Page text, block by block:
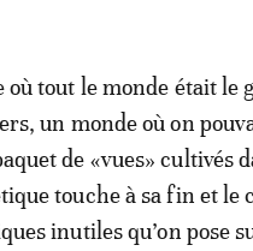
où tout le monde était le
un monde où on
de «vues»
touche à sa fin et le
inutiles qu’on pose